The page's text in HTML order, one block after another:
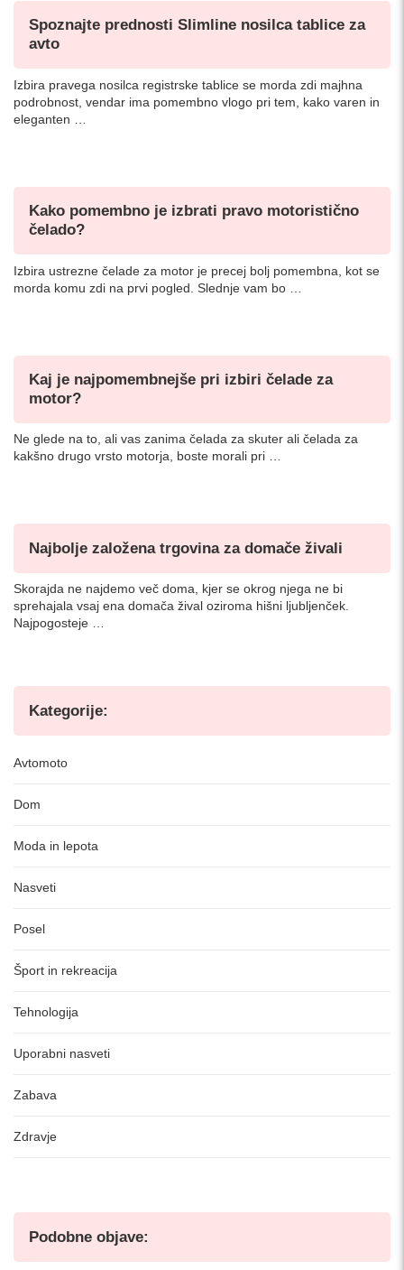
Spoznajte prednosti Slimline nosilca tablice za
avto
Izbira pravega nosilca registrske tablice se morda zdi majhna
podrobnost, vendar ima pomembno vlogo pri tem, kako varen in
eleganten …
Kako pomembno je izbrati pravo motoristično
čelado?
Izbira ustrezne čelade za motor je precej bolj pomembna, kot se
morda komu zdi na prvi pogled. Slednje vam bo …
Kaj je najpomembnejše pri izbiri čelade za
motor?
Ne glede na to, ali vas zanima čelada za skuter ali čelada za
kakšno drugo vrsto motorja, boste morali pri …
Najbolje založena trgovina za domače živali
Skorajda ne najdemo več doma, kjer se okrog njega ne bi
sprehajala vsaj ena domača žival oziroma hišni ljubljenček.
Najpogosteje …
Kategorije:
Avtomoto
Dom
Moda in lepota
Nasveti
Posel
Šport in rekreacija
Tehnologija
Uporabni nasveti
Zabava
Zdravje
Podobne objave: